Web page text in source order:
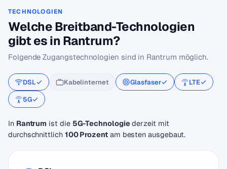
TECHNOLOGIEN
Welche Breitband-Technologien
gibt es in Rantrum?
Folgende Zugangstechnologien sind in Rantrum möglich.
DSL Kabelinternet Glasfaser
LTE
5G
In Rantrum ist die 5G-Technologiederzeit mit
durchschnittlich 100 Prozentam besten ausgebaut.